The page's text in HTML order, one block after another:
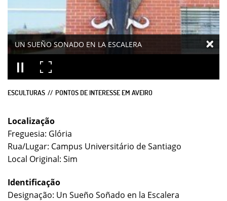
UN SUEÑO SONADO EN LA ESCALERA
ESCULTURAS PONTOS DE INTERESSE EM AVEIRO
Localização
Freguesia: Glória
Rua/Lugar: Campus Universitário de Santiago
Local Original: Sim
Identificação
Designação: Un Sueño Soñado en la Escalera